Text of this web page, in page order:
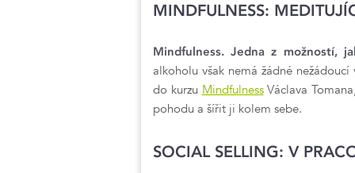
MINDFULNESS:
Mindfulness. Jedna z možností,
alkoholu však nemá žádné
do kurzu MindfulnessVáclava
pohodu a šířit ji kolem sebe.
SOCIAL SELLING: V